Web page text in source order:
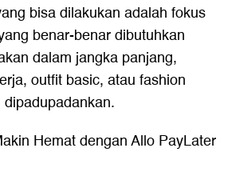
bisa dilakukan adalah fokus
benar-benar dibutuhkan
dalam jangka panjang,
outfit basic, atau fashion
Hemat dengan Allo PayLater